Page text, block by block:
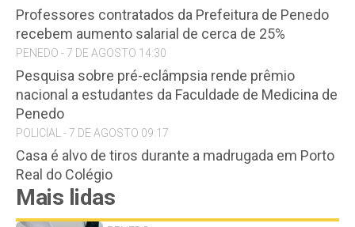
Professores contratados da Prefeitura de Penedo
recebem aumento salarial de cerca de 25%
PENEDO - 7 DE AGOSTO 14:30
Pesquisa sobre pré-eclâmpsia rende prêmio
nacional a estudantes da Faculdade de Medicina de
Penedo
POLICIAL - 7 DE AGOSTO 09:17
Casa é alvo de tiros durante a madrugada em Porto
Real do Colégio
Mais lidas